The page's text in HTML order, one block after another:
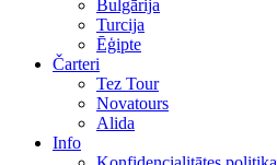
Bulgārija
Turcija
Ēģipte
Čarteri
Tez Tour
Novatours
Alida
Info